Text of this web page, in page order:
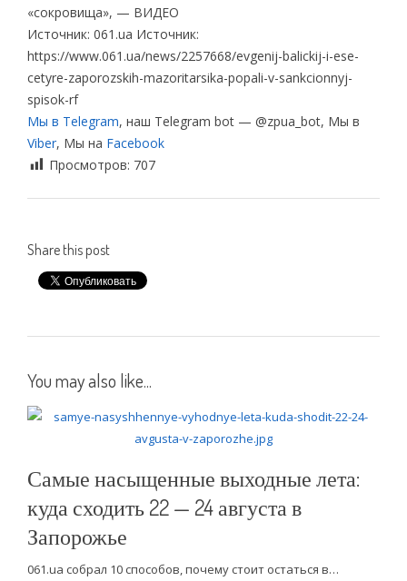
«сокровища», — ВИДЕО
Источник: 061.ua Источник:
https://www.061.ua/news/2257668/evgenij-balickij-i-ese-
cetyre-zaporozskih-mazoritarsika-popali-v-sankcionnyj-
spisok-rf
Мы в Telegram, наш Telegram bot — @zpua_bot, Мы в
Viber, Мы на Facebook
Просмотров: 707
Share this post
You may also like...
Самые насыщенные выходные лета:
куда сходить 22 — 24 августа в
Запорожье
061.ua собрал 10 способов, почему стоит остаться в…